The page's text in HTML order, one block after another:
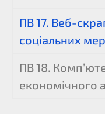
ПВ 17. Веб-
соціальних
ПВ 18.
економічного